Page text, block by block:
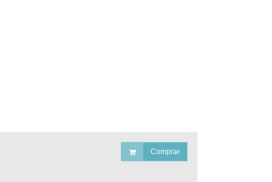
Comprar